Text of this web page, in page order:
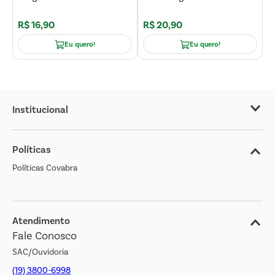
R$16,90
Eu quero!
R$20,90
Eu quero!
Institucional
Sobre o Covabra
Nossas Lojas
Cliente Bem Estar
Jornal de Ofertas
Transparência Salarial
Políticas
Políticas Covabra
Atendimento
Fale Conosco
SAC/Ouvidoria
(19) 3800-6998